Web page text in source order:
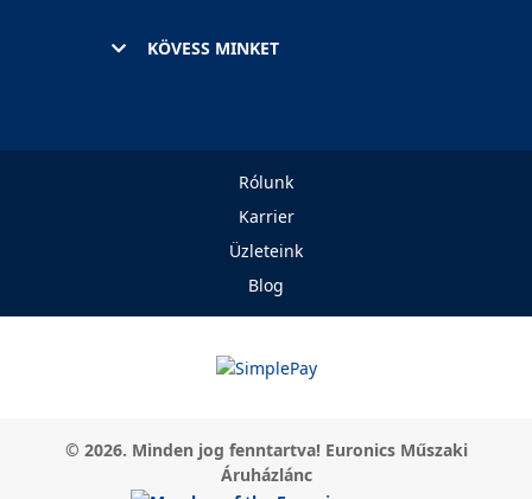
KÖVESS MINKET
Rólunk
Karrier
Üzleteink
Blog
© 2026. Minden jog fenntartva! Euronics Műszaki
Áruházlánc